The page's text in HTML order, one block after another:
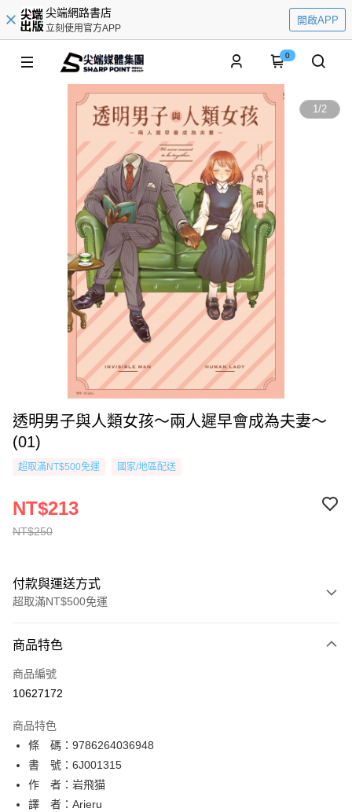
尖端網路書店
立刻使用官方APP
開啟APP
0
1/2
透明男子與人類女孩～兩人遲早會成為夫妻～
(01)
超取滿NT$500免運 國家/地區配送
NT$250
NT$213
付款與運送方式
超取滿NT$500免運
信用卡一次付款
超商取貨付款
相關說明
【關於「AFTEE先享後付」】
AFTEE先享後付是「在收到商品之後才付款」的支付方式。 讓您購物簡單
便利好安心！
１．簡單：不需註冊會員、不需綁卡、不需儲值。
２．便利：只要手機號碼，簡訊認證，即可結帳。
ATM付款
運送方式
商品特色
商品編號
10627172
商品特色
條 碼：9786264036948
書 號：6J001315
作 者：岩飛猫
譯 者：Arieru